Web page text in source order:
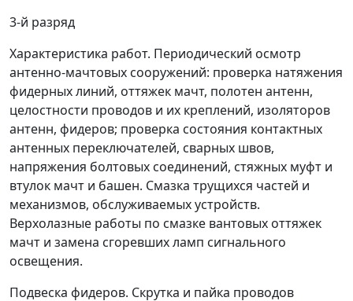
3-й разряд
Характеристика работ. Периодический осмотр
антенно-мачтовых сооружений: проверка натяжения
фидерных линий, оттяжек мачт, полотен антенн,
целостности проводов и их креплений, изоляторов
антенн, фидеров; проверка состояния контактных
антенных переключателей, сварных швов,
напряжения болтовых соединений, стяжных муфт и
втулок мачт и башен. Смазка трущихся частей и
механизмов, обслуживаемых устройств.
Верхолазные работы по смазке вантовых оттяжек
мачт и замена сгоревших ламп сигнального
освещения.
Подвеска фидеров. Скрутка и пайка проводов